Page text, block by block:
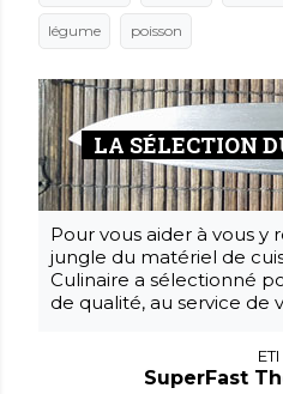
légume poisson
LA SÉLECTION
Pour vous aider à vous y
jungle du matériel de
Culinaire a sélectionné
de qualité, au service de
ETI
SuperFast